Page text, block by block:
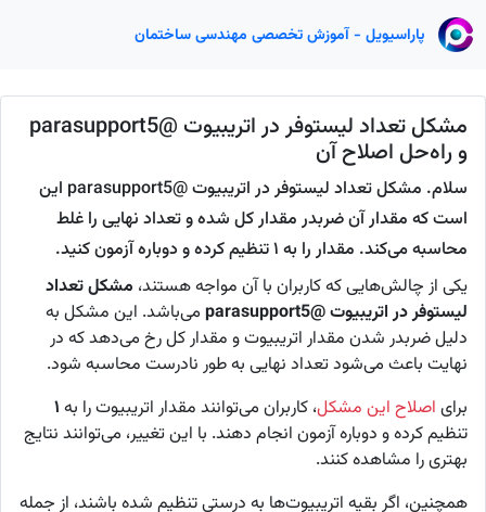
پاراسیویل - آموزش تخصصی مهندسی ساختمان
مشکل تعداد لیستوفر در اتریبیوت @parasupport5
و راه‌حل اصلاح آن
سلام. مشکل تعداد لیستوفر در اتریبیوت @parasupport5 این
است که مقدار آن ضربدر مقدار کل شده و تعداد نهایی را غلط
محاسبه می‌کند. مقدار را به ۱ تنظیم کرده و دوباره آزمون کنید.
یکی از چالش‌هایی که کاربران با آن مواجه هستند، مشکل تعداد
لیستوفر در اتریبیوت @parasupport5
می‌باشد. این مشکل به
دلیل ضربدر شدن مقدار اتریبیوت و مقدار کل رخ می‌دهد که در
نهایت باعث می‌شود تعداد نهایی به طور نادرست محاسبه شود.
برای اصلاح این مشکل، کاربران می‌توانند مقدار اتریبیوت را به ۱
تنظیم کرده و دوباره آزمون انجام دهند. با این تغییر، می‌توانند نتایج
بهتری را مشاهده کنند.
همچنین، اگر بقیه اتریبیوت‌ها به درستی تنظیم شده باشند، از جمله